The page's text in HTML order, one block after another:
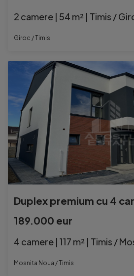
2 camere | 54 m² | Timis /
Giroc / Timis
189.000 eur
4 camere | 117 m² | Timis /
Mosnita Noua / Timis